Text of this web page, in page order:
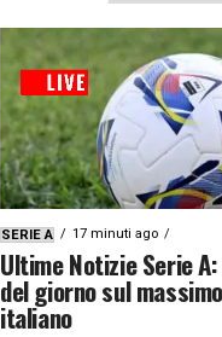
SERIE A 17 minuti ago
Ultime Notizie Serie
del giorno sul
italiano